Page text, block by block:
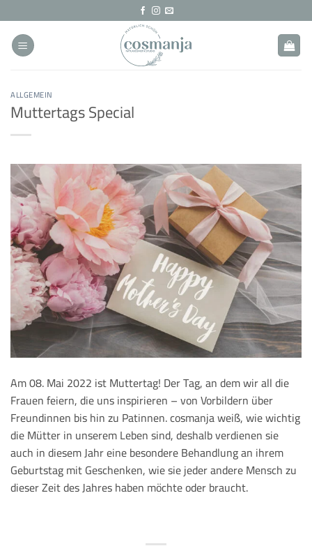
Inhalt
springen
ALLGEMEIN
Muttertags Special
Am 08. Mai 2022 ist Muttertag! Der Tag, an dem wir all die
Frauen feiern, die uns inspirieren – von Vorbildern über
Freundinnen bis hin zu Patinnen. cosmanja weiß, wie wichtig
die Mütter in unserem Leben sind, deshalb verdienen sie
auch in diesem Jahr eine besondere Behandlung an ihrem
Geburtstag mit Geschenken, wie sie jeder andere Mensch zu
dieser Zeit des Jahres haben möchte oder braucht.